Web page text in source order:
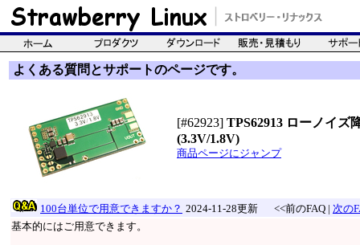
よくある質問とサポートのページです。
[#62923] TPS62913 ローノイズ
(3.3V/1.8V)
商品ページにジャンプ
100台単位で用意できますか？ 2024-11-28更新 <<前のFAQ | 次の
基本的にはご用意できます。